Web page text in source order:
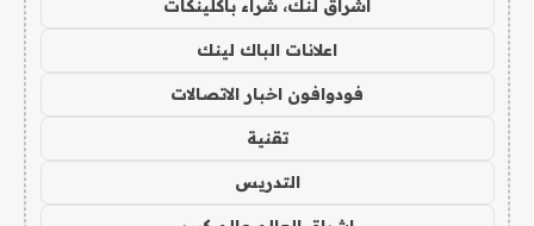
اشراق لنك، شراء باكلينكات
اعلانات الباك لينك
فودوافون اخبار الاتصالات
تقنية
التدريس